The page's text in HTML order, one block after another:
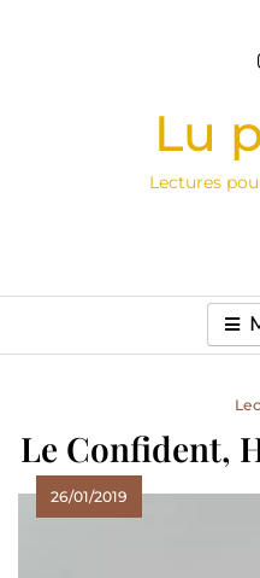
Lu
Lectures
Le Confident,
26/01/2019